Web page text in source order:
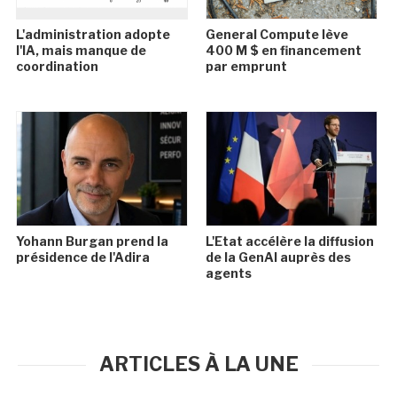
L'administration adopte
l'IA, mais manque de
coordination
General Compute lève
400 M $ en financement
par emprunt
Yohann Burgan prend la
présidence de l'Adira
L'Etat accélère la diffusion
de la GenAI auprès des
agents
ARTICLES À LA UNE